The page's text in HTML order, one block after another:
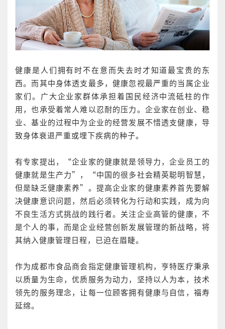
健康是人们拥有时不在意而失去时才知道最宝贵的东
西。而其中身体透支最多，健康忽视最严重的当属企业
家们。广大企业家群体承担着国民经济中流砥柱的作
用，也承受着常人难以忍耐的压力。企业家在创业、稳
业、基业的过程中为企业的经营发展不惜透支健康，导
致身体衰退严重或埋下疾病的种子。
有专家提出，“企业家的健康就是领导力，企业员工的
健康就是生产力”，“中国的很多社会精英聪明智慧，
但是缺乏健康素养”。提高企业家的健康素养首先要解
决健康意识问题，然后必须转化为行动和实践，成为向
不良生活方式挑战的践行者。关注企业高管的健康，不
是个人的事，而是企业经营创新发展管理的新战略，将
其纳入健康管理日程，已迫在眉睫。
作为成都市食品商会指定健康管理机构，亨特医疗秉承
以质量为生命，优质服务为动力，坚持以人为本，技术
领先的服务理念，让每一位顾客拥有健康与自信，福寿
延绵。